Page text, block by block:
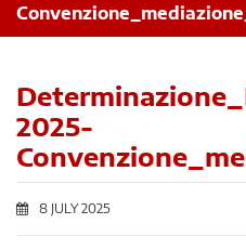
2025-
8 JULY 2025